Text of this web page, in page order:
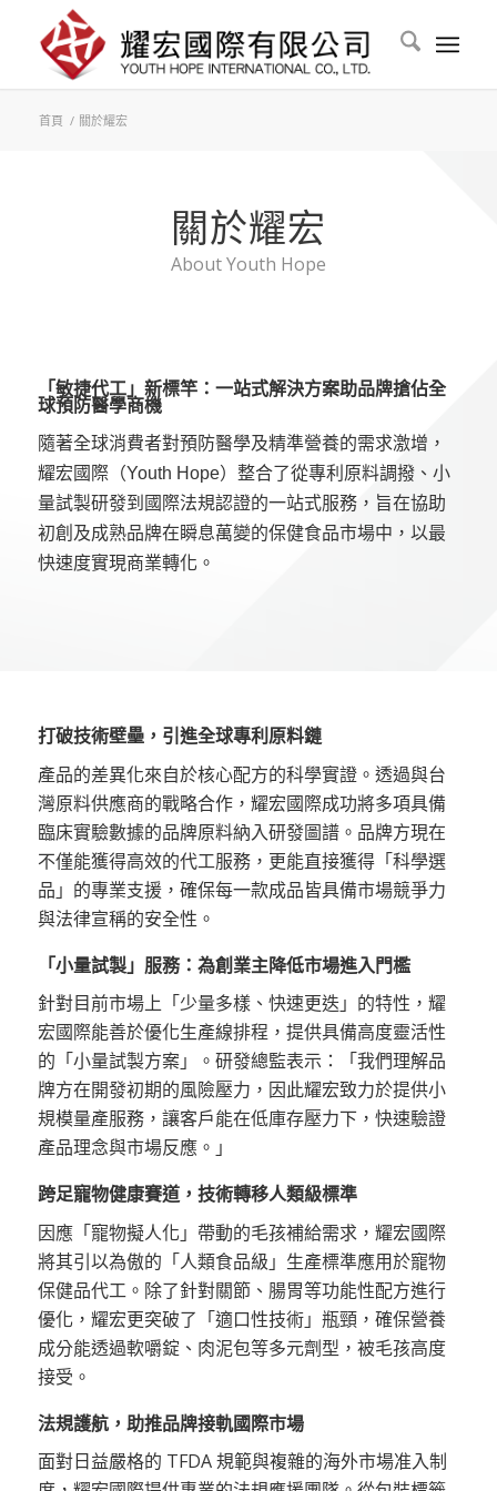
首頁 / 關於耀宏
關於耀宏
About Youth Hope
「敏捷代工」新標竿：一站式解決方案助品牌搶佔全
球預防醫學商機
隨著全球消費者對預防醫學及精準營養的需求激增，
耀宏國際（Youth Hope）整合了從專利原料調撥、小
量試製研發到國際法規認證的一站式服務，旨在協助
初創及成熟品牌在瞬息萬變的保健食品市場中，以最
快速度實現商業轉化。
打破技術壁壘，引進全球專利原料鏈
產品的差異化來自於核心配方的科學實證。透過與台
灣原料供應商的戰略合作，耀宏國際成功將多項具備
臨床實驗數據的品牌原料納入研發圖譜。品牌方現在
不僅能獲得高效的代工服務，更能直接獲得「科學選
品」的專業支援，確保每一款成品皆具備市場競爭力
與法律宣稱的安全性。
「小量試製」服務：為創業主降低市場進入門檻
針對目前市場上「少量多樣、快速更迭」的特性，耀
宏國際能善於優化生產線排程，提供具備高度靈活性
的「小量試製方案」。研發總監表示：「我們理解品
牌方在開發初期的風險壓力，因此耀宏致力於提供小
規模量產服務，讓客戶能在低庫存壓力下，快速驗證
產品理念與市場反應。」
跨足寵物健康賽道，技術轉移人類級標準
因應「寵物擬人化」帶動的毛孩補給需求，耀宏國際
將其引以為傲的「人類食品級」生產標準應用於寵物
保健品代工。除了針對關節、腸胃等功能性配方進行
優化，耀宏更突破了「適口性技術」瓶頸，確保營養
成分能透過軟嚼錠、肉泥包等多元劑型，被毛孩高度
接受。
法規護航，助推品牌接軌國際市場
面對日益嚴格的 TFDA 規範與複雜的海外市場准入制